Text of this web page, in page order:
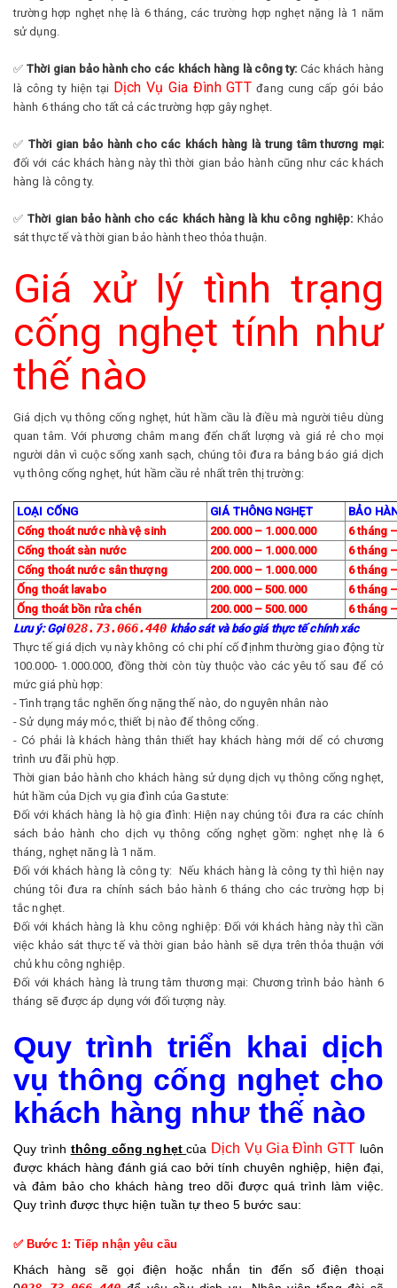
trường hợp nghẹt nhẹ là 6 tháng, các trường hợp nghẹt nặng là 1 năm
sử dụng.
✅ Thời gian bảo hành cho các khách hàng là công ty: Các khách hàng
là công ty hiện tại Dịch Vụ Gia Đình GTTđang cung cấp gói bảo
hành 6 tháng cho tất cả các trường hợp gây nghẹt.
✅ Thời gian bảo hành cho các khách hàng là trung tâm thương mại:
đối với các khách hàng này thì thời gian bảo hành cũng như các khách
hàng là công ty.
✅ Thời gian bảo hành cho các khách hàng là khu công nghiệp: Khảo
sát thực tế và thời gian bảo hành theo thỏa thuận.
Giá xử lý tình trạng
cống nghẹt tính như
thế nào
Giá dịch vụ thông cống nghẹt, hút hầm cầu là điều mà người tiêu dùng
quan tâm. Với phương châm mang đến chất lượng và giá rẻ cho mọi
người dân vì cuộc sống xanh sạch, chúng tôi đưa ra bảng báo giá dịch
vụ thông cống nghẹt, hút hầm cầu rẻ nhất trên thị trường:
LOẠI CỐNG GIÁ THÔNG NGHẸT
BẢO
Cống thoát nước nhà vệ sinh
200.000 – 1.000.000
6 tháng
Cống thoát sàn nước
200.000 – 1.000.000
6 tháng
Cống thoát nước sân thượng
200.000 – 1.000.000
6 tháng
Ống thoát lavabo
200.000 – 500.000
6 tháng
Ống thoát bồn rửa chén
200.000 – 500.000
6 tháng
Lưu ý: Gọi028.73.066.440 khảo sát và báo giá thực tế chính xác
Thực tế giá dịch vụ này không có chi phí cố địnhm thường giao động từ
100.000- 1.000.000, đồng thời còn tùy thuộc vào các yêu tố sau để có
mức giá phù hợp:
- Tình trạng tắc nghẽn ống nặng thế nào, do nguyên nhân nào
- Sử dụng máy móc, thiết bị nào để thông cống.
- Có phải là khách hàng thân thiết hay khách hàng mới dể có chương
trình ưu đãi phù hợp.
Thời gian bảo hành cho khách hàng sử dụng dịch vụ thông cống nghẹt,
hút hầm của Dịch vụ gia đình của Gastute:
Đối với khách hàng là hộ gia đình: Hiện nay chúng tôi đưa ra các chính
sách bảo hành cho dịch vụ thông cống nghẹt gồm: nghẹt nhẹ là 6
tháng, nghẹt năng là 1 năm.
Đối với khách hàng là công ty: Nếu khách hàng là công ty thì hiện nay
chúng tôi đưa ra chính sách bảo hành 6 tháng cho các trường hợp bị
tắc nghẹt.
Đối với khách hàng là khu công nghiệp: Đối với khách hàng này thì cần
việc khảo sát thực tế và thời gian bảo hành sẽ dựa trên thỏa thuận với
chủ khu công nghiệp.
Đối với khách hàng là trung tâm thương mại: Chương trình bảo hành 6
tháng sẽ được áp dụng với đối tượng này.
Quy trình triển khai dịch
vụ thông cống nghẹt cho
khách hàng như thế nào
Quy trình thông cống nghẹt của Dịch Vụ Gia Đình GTT luôn
được khách hàng đánh giá cao bởi tính chuyên nghiệp, hiện đại,
và đảm bảo cho khách hàng treo dõi được quá trình làm việc.
Quy trình được thực hiện tuần tự theo 5 bước sau:
✅ Bước 1: Tiếp nhận yêu cầu
Khách hàng sẽ gọi điện hoặc nhắn tin đến số điện thoại